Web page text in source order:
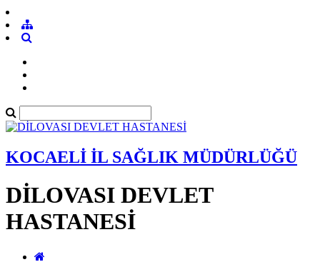
KOCAELİ İL SAĞLIK MÜDÜRLÜĞÜ
DİLOVASI DEVLET
HASTANESİ